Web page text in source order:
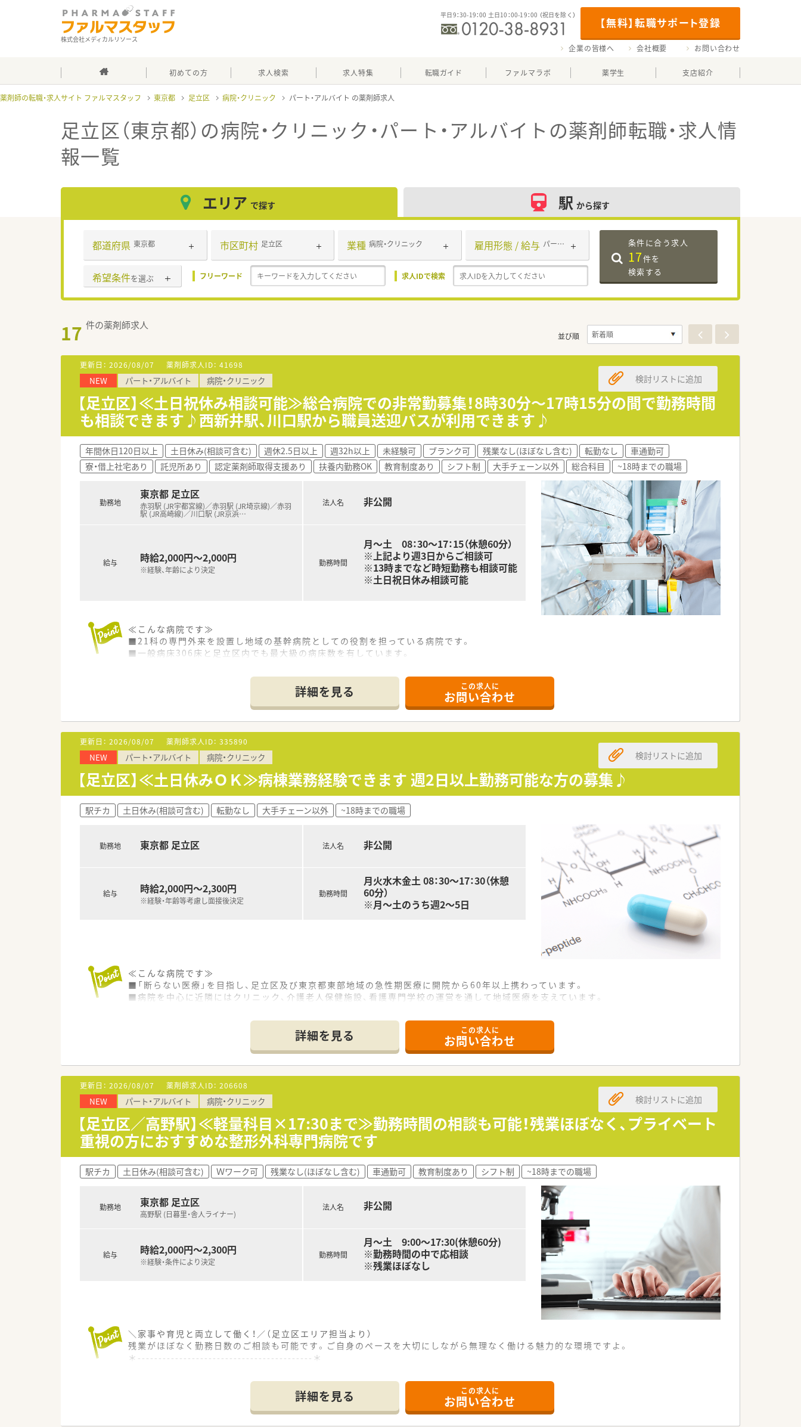
株式会社メディカルリソース
【無料】転職サポート登録
平日9：30-19：00 土日10：00-19：00 （祝日を除く）
企業の皆様へ 会社概要 お問い合わせ
初めての方 求人検索 求人特集 転職ガイド ファルマラボ 薬学生 支店紹介
薬剤師の転職・求人サイト ファルマスタッフ 東京都 足立区 病院・クリニック パート・アルバイト
足立区（東京都）の病院・クリニック・パート・アルバイト の薬剤師転職・求人情
報一覧
エリア で探す 駅 から探す
都道府県 東京都 市区町村 足立区 業種 病院・クリニック 雇用形態 / 給与 パート・アルバイト
希望条件を選ぶ フリーワード 求人IDで検索
条件に合う求人
17件を
検索する
17 件の薬剤師求人
並び順
更新日： 2026/08/07 薬剤師求人ID： 41698
NEW パート・アルバイト 病院・クリニック
【足立区】≪土日祝休み相談可能≫総合病院での非常勤募集！8時30分～17時15分の間で勤務時間
も相談できます♪西新井駅、川口駅から職員送迎バスが利用できます♪
検討リストに追加
年間休日120日以上 土日休み(相談可含む) 週休2.5日以上 週32h以上 未経験可 ブランク可 残業なし(ほぼなし含む) 転勤なし
車通勤可
寮・借上社宅あり
託児所あり 認定薬剤師取得支援あり 扶養内勤務OK 教育制度あり シフト制 大手チェーン以外 総合科目 ~18時までの職場
勤務地
東京都 足立区
赤羽駅 (JR宇都宮線)／赤羽駅 (JR埼京線)／赤羽
駅 (JR高崎線)／川口駅 (JR京浜…
給与 時給2,000円～2,000円
※経験、年齢により決定
法人名 非公開
勤務時間
月～土 08：30～17：15（休憩60分）
※上記より週3日からご相談可
※13時までなど時短勤務も相談可能
※土日祝日休み相談可能
≪こんな病院です≫
■21科の専門外来を設置し地域の基幹病院としての役割を担っている病院です。
■一般病床306床と足立区内でも最大級の病床数を有しています。
■グループ内の病院、施設、近隣の大学病院とも連携したシームレスな医療サービスを提供している法人です。
■注射（抗がん剤、ＴＰＮ混注あり）
■病棟（服薬指導、薬剤管理指導）
■医薬品管理、医薬品情報管理
■治験業務
※など、ご経験によって業務内容は応相談
≪おすすめポイント≫
■パートでも総合病院などスキルアップできる環境です。
■異動なく、長く働ける環境です。
■8時30分～17時15分の間で13時までなど時短勤務も相談できます。
詳細を見る この求人に
お問い合わせ
更新日： 2026/08/07 薬剤師求人ID： 335890
NEW パート・アルバイト 病院・クリニック
【足立区】≪土日休みＯＫ≫病棟業務経験できます 週2日以上勤務可能な方の募集♪
検討リストに追加
駅チカ 土日休み(相談可含む) 転勤なし 大手チェーン以外 ~18時までの職場
勤務地 東京都 足立区
給与 時給2,000円～2,300円
※経験・年齢等考慮し面接後決定
法人名 非公開
勤務時間
月火水木金土 08：30～17：30（休憩
60分）
※月～土のうち週2～5日
≪こんな病院です≫
■「断らない医療」を目指し、足立区及び東京都東部地域の急性期医療に開院から60年以上携わっています。
■病院を中心に近隣にはクリニック、介護老人保健施設、看護専門学校の運営を通して地域医療を支えています。
■外来は隣接したクリニックにて行うため、業務内容は入院調剤、病棟業務、注射調剤（混注）が主業務となります。
■病棟業務は今後人員を手厚くすることで充実を図っていきます。
■月1回の委員会など多職種連携・カンファレンスなど積極的に行っております。専門薬剤師、認定薬剤師資格の取得支援あり
≪働く環境について≫
■勤務曜日や日数は週2日～5日でご相談可能です。
■業務効率化や業務改善など積極的に行う環境で、結果残業はほとんど無く、お休みもとりやすい環境となっています。（有給休暇も半
日単位で取得可能です）
■保育施設・託児所あり。6ヶ月～就学前まで利用可能です（保育料 : 1,500円/日）
詳細を見る この求人に
お問い合わせ
更新日： 2026/08/07 薬剤師求人ID： 206608
NEW パート・アルバイト 病院・クリニック
【足立区／高野駅】≪軽量科目×17:30まで≫勤務時間の相談も可能！残業ほぼなく、プライベート
重視の方におすすめな整形外科専門病院です
検討リストに追加
駅チカ 土日休み(相談可含む) Ｗワーク可 残業なし(ほぼなし含む) 車通勤可 教育制度あり シフト制 ~18時までの職場
勤務地 東京都 足立区
高野駅 (日暮里・舎人ライナー)
給与 時給2,000円～2,300円
※経験・条件により決定
法人名 非公開
勤務時間
月～土 9:00～17:30(休憩60分)
※勤務時間の中で応相談
※残業ほぼなし
＼家事や育児と両立して働く！／（足立区エリア担当より）
残業がほぼなく勤務日数のご相談も可能です。ご自身のペースを大切にしながら無理なく働ける魅力的な環境ですよ。
＊------------------------------------------＊
【店舗情報と応需状況について】
■脊椎や関節外科に特化した先進医療を行う専門病院です。
■高野駅から徒歩2分、内科と整形外科を応需しており整形外科メインの環境。
■常勤薬剤師が1名在籍。体制強化に向けパート募集が出ています。
詳細を見る この求人に
お問い合わせ